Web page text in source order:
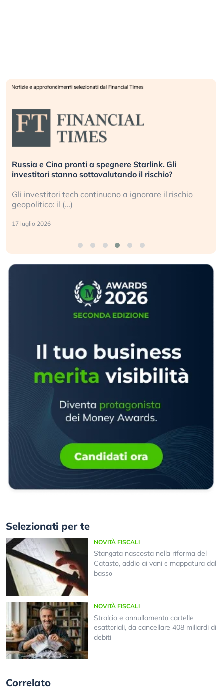
Russia e Cina pronti a spegnere Starlink. Gli
investitori stanno sottovalutando il rischio?
Gli investitori tech continuano a ignorare il rischio
geopolitico: il (…)
17 luglio 2026
Selezionati per te
NOVITÀ FISCALI
Stangata nascosta nella riforma del
Catasto, addio ai vani e mappatura dal
basso
NOVITÀ FISCALI
Stralcio e annullamento cartelle
esattoriali, da cancellare 408 miliardi di
debiti
Correlato